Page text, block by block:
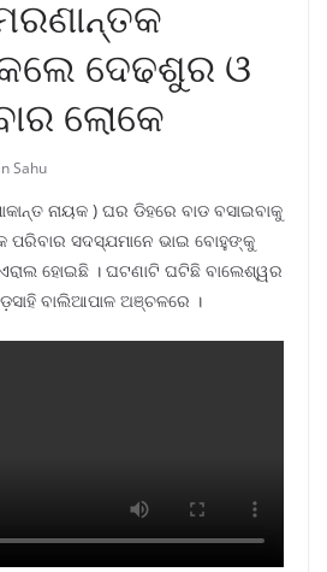
ଦେଢଶୁର ଓ
ଲୋକେ
Sahu
ନାୟକ ) ଘର ଡିହରେ ବାଡ ବସାଇବାକୁ
ପରିବାର ସଦସ୍ଯମାନେ ଭାଇ ବୋହୁଙ୍କୁ
ହୋଇଛି । ଘଟଣାଟି ଘଟିଛି ବାଲେଶ୍ୱର
ବାଲିଆପାଳ ଅଞ୍ଚଳରେ ।